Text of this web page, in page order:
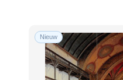
Nieuw